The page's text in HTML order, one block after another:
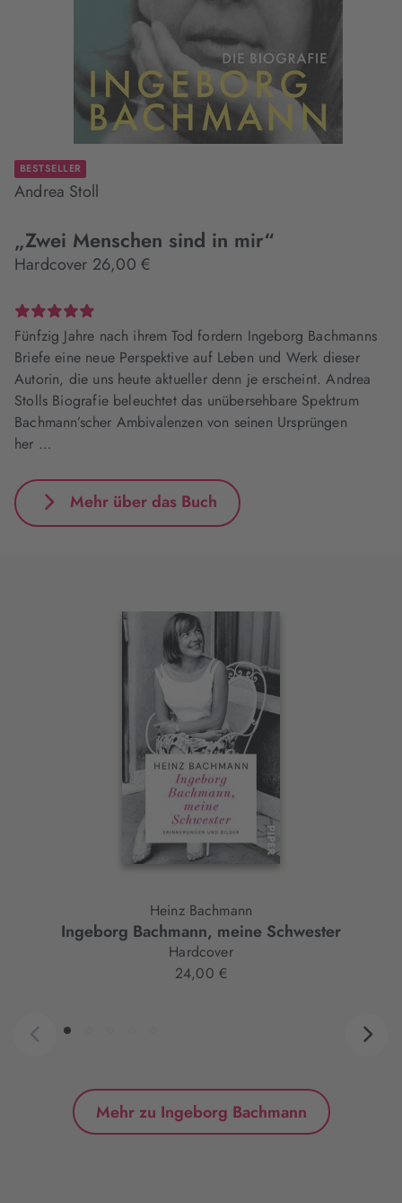
BESTSELLER
Andrea Stoll
„Zwei Menschen sind in mir“
Hardcover 26,00 €
Fünfzig Jahre nach ihrem Tod fordern Ingeborg Bachmanns
Briefe eine neue Perspektive auf Leben und Werk dieser
Autorin, die uns heute aktueller denn je erscheint. Andrea
Stolls Biografie beleuchtet das unübersehbare Spektrum
Bachmann’scher Ambivalenzen von seinen Ursprüngen
her …
Mehr über das Buch
Interaktives
Heinz Bachmann
Ingeborg Bachmann, meine Schwester
Hardcover
24,00 €
Mehr zu Ingeborg Bachmann